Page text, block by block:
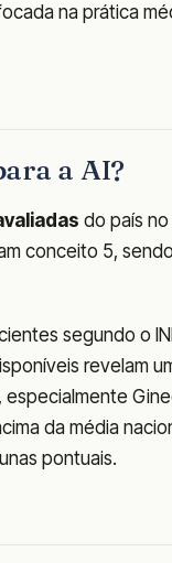
na prática
a AI?
do país no
conceito 5,
segundo o
revelam
da média
pontuais.